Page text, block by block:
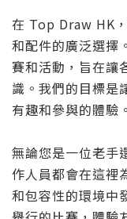
在 Top Draw HK
和配件的廣泛選擇
賽和活動，旨在讓
識。我們的目標是
有趣和參與的體驗。
無論您是一位老手
作人員都會在這裡
和包容性的環境中